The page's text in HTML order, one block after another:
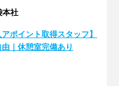
本社
アポイント取得スタッフ】
｜休憩室完備あり